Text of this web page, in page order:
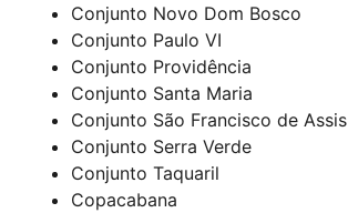
Conjunto Novo Dom Bosco
Conjunto Paulo VI
Conjunto Providência
Conjunto Santa Maria
Conjunto São Francisco de Assis
Conjunto Serra Verde
Conjunto Taquaril
Copacabana